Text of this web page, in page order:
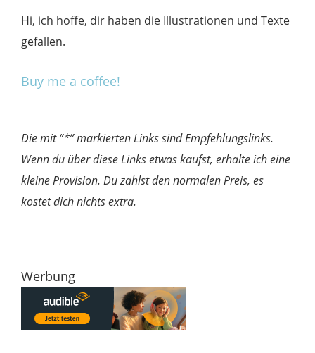
Hi, ich hoffe, dir haben die Illustrationen und Texte
gefallen.
Buy me a coffee!
Die mit “*” markierten Links sind Empfehlungslinks.
Wenn du über diese Links etwas kaufst, erhalte ich eine
kleine Provision. Du zahlst den normalen Preis, es
kostet dich nichts extra.
Werbung